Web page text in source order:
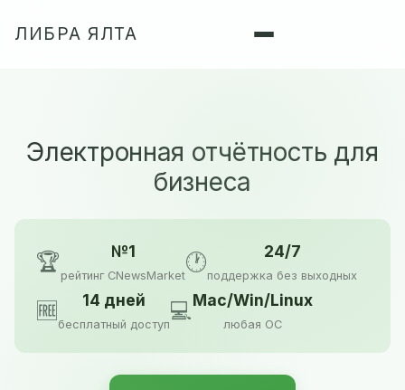
ЛИБРА ЯЛТА
Электронная отчётность для
бизнеса
🏆 №1
рейтинг CNewsMarket
🕐 24/7
поддержка без выходных
🆓 14 дней
бесплатный доступ
💻Mac/Win/Linux
любая ОС